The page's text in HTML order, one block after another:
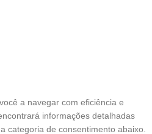
Água Branca, São Paulo/SP – Brasil
a navegar com eficiência e
informações detalhadas
categoria de consentimento abaixo.